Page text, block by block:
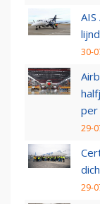
30-
per
29-
29-